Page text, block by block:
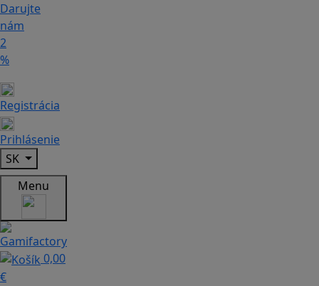
Darujte
nám
2
%
Registrácia
Prihlásenie
SK
Menu
0,00
€